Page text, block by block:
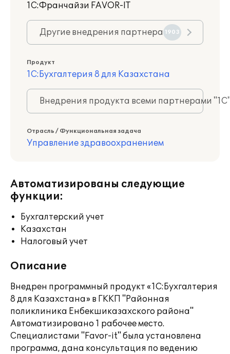
1С:Франчайзи FAVOR-IT
Другие внедрения партнера 1903
Продукт
1С:Бухгалтерия 8 для Казахстана
Внедрения продукта всеми партнерами
Отрасль / Функциональная задача
Управление здравоохранением
Автоматизированы следующие
функции:
Бухгалтерский учет
Казахстан
Налоговый учет
Описание
Внедрен программный продукт «1С:Бухгалтерия
8 для Казахстана» в ГККП "Районная
поликлиника Енбекшиказахского района"
Автоматизировано 1 рабочее место.
Специалистами "Favor-it" была установлена
программа, дана консультация по ведению